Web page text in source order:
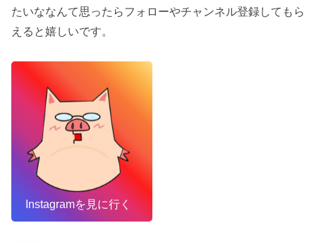
たいななんて思ったらフォローやチャンネル登録してもら
えると嬉しいです。
Instagramを見に行く